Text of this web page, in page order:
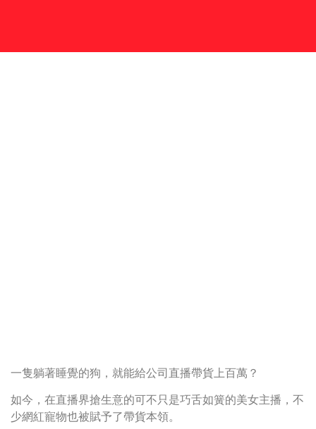
一隻躺著睡覺的狗，就能給公司直播帶貨上百萬？
如今，在直播界搶生意的可不只是巧舌如簧的美女主播，不
少網紅寵物也被賦予了帶貨本領。